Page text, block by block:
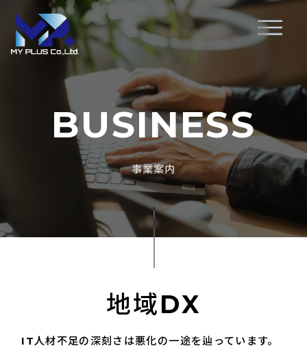
BUSINESS
事業案内
地域DX
IT人材不足の深刻さは悪化の一途を辿っています。